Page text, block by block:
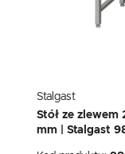
Stalgast
Stół ze
mm | Stalgast